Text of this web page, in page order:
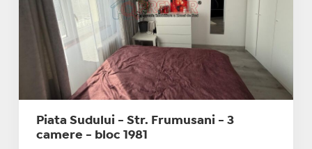
Piata Sudului - Str. Frumusani - 3
camere - bloc 1981